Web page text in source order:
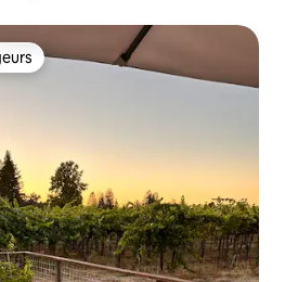
les plus appréciés